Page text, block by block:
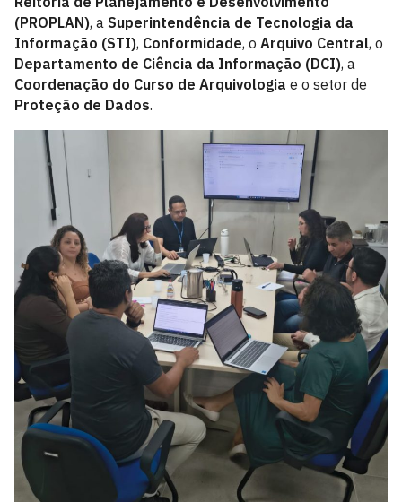
(PROPLAN), a Superintendência de Tecnologia da
Informação (STI), Conformidade, o Arquivo Central, o
Departamento de Ciência da Informação (DCI), a
Coordenação do Curso de Arquivologia e o setor de
Proteção de Dados.